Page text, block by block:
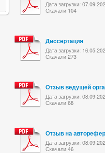
Дата загрузки:
Скачали 104
Диссертация
Дата загрузки:
Скачали 273
Отзыв ведущей
Дата загрузки:
Скачали 68
Отзыв на
Дата загрузки:
Скачали 46